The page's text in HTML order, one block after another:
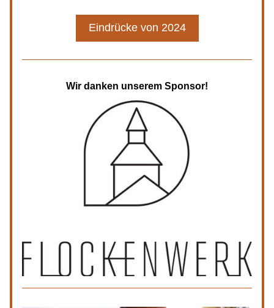
Eindrücke von 2024
Wir danken unserem Sponsor!